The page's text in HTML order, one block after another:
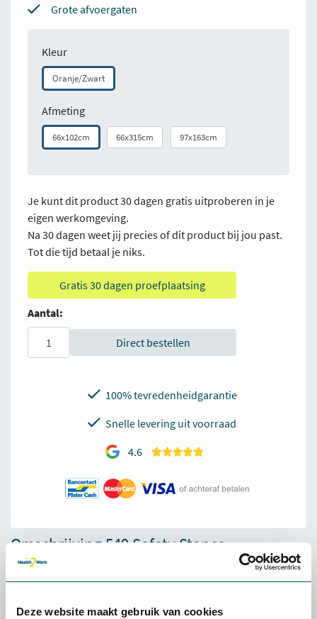
Deze website maakt gebruik van cookies
Grote afvoergaten
Kleur
Oranje/Zwart
Afmeting
66x102cm 66x315cm 97x163cm
Je kunt dit product 30 dagen gratis uitproberen in je
eigen werkomgeving.
Na 30 dagen weet jij precies of dit product bij jou past.
Tot die tijd betaal je niks.
Gratis 30 dagen proefplaatsing
Aantal:
Direct bestellen
100% tevredenheidgarantie
Snelle levering uit voorraad
4.6
Omschrijving 549 Safety Stance
Antivermoeidheidsmat
werkplaatsen waar regelmatig olielekkages voorkomen.